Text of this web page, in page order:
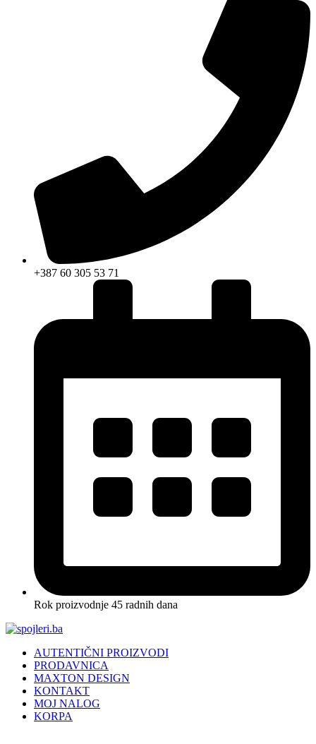
+387 60 305 53 71
Rok proizvodnje 45 radnih dana
AUTENTIČNI PROIZVODI
PRODAVNICA
MAXTON DESIGN
KONTAKT
MOJ NALOG
KORPA